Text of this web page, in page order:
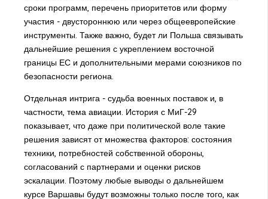
сроки программ, перечень приоритетов или форму
участия - двустороннюю или через общеевропейские
инструменты. Также важно, будет ли Польша связывать
дальнейшие решения с укреплением восточной
границы ЕС и дополнительными мерами союзников по
безопасности региона.
Отдельная интрига - судьба военных поставок и, в
частности, тема авиации. История с МиГ-29
показывает, что даже при политической воле такие
решения зависят от множества факторов: состояния
техники, потребностей собственной обороны,
согласований с партнерами и оценки рисков
эскалации. Поэтому любые выводы о дальнейшем
курсе Варшавы будут возможны только после того, как